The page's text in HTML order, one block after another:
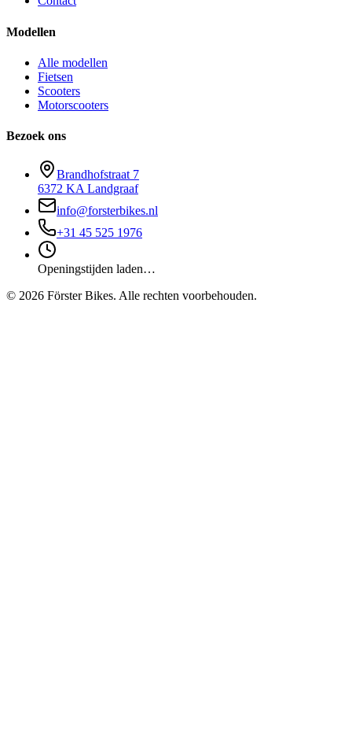
Modellen
Alle modellen
Fietsen
Scooters
Motorscooters
Bezoek ons
Brandhofstraat 7
6372 KA Landgraaf
info@forsterbikes.nl
+31 45 525 1976
Openingstijden laden…
© 2026 Förster Bikes. Alle rechten voorbehouden.